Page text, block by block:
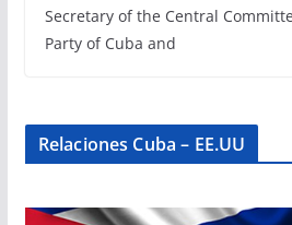
Secretary of the Central
Party of Cuba and
Relaciones Cuba – EE.UU